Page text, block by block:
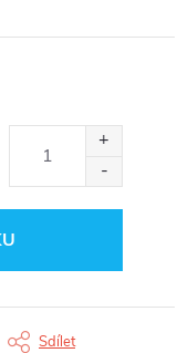
Sdílet